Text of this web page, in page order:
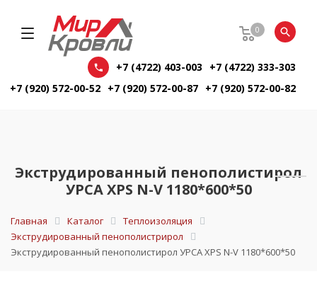
0
+7 (4722) 403-003
+7 (4722) 333-303
+7 (920) 572-00-52 +7 (920) 572-00-87 +7 (920) 572-00-82
Экструдированный пенополистирол
УРСА XPS N-V 1180*600*50
Главная Каталог
Теплоизоляция
Экструдированный пенополистрирол
Экструдированный пенополистирол УРСА XPS N-V 1180*600*50